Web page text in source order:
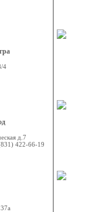
4
д.7
422-66-19